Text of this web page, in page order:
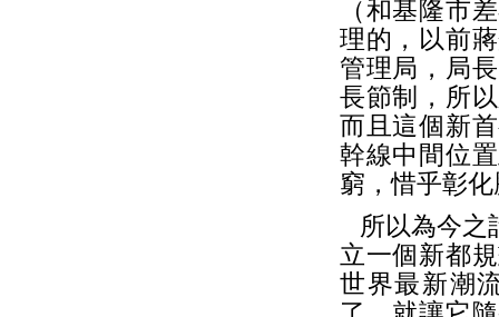
（和基隆市
理的，以前
管理局，局
長節制，所
而且這個新
幹線中間位
窮，惜乎彰
所以為今之
立一個新都
世界最新潮